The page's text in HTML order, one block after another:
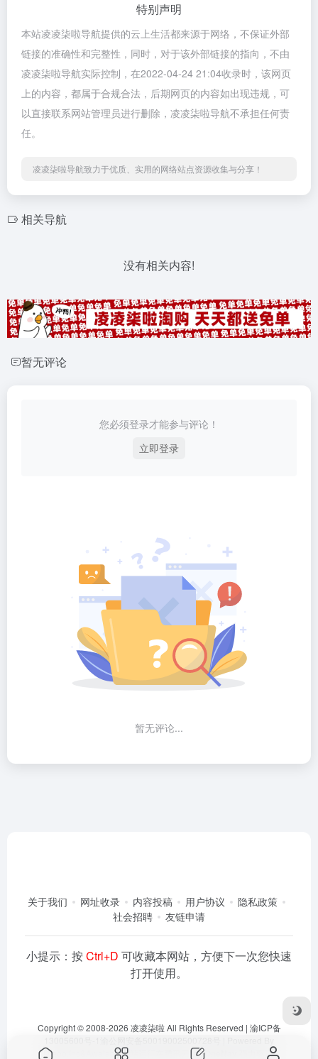
特别声明
本站凌凌柒啦导航提供的云上生活都来源于网络，不保证外部
链接的准确性和完整性，同时，对于该外部链接的指向，不由
凌凌柒啦导航实际控制，在2022-04-24 21:04收录时，该网页
上的内容，都属于合规合法，后期网页的内容如出现违规，可
以直接联系网站管理员进行删除，凌凌柒啦导航不承担任何责
任。
凌凌柒啦导航致力于优质、实用的网络站点资源收集与分享！
相关导航
没有相关内容!
暂无评论
您必须登录才能参与评论！
立即登录
暂无评论...
关于我们 网址收录 内容投稿 用户协议
隐私政策
社会招聘
友链申请
小提示：按Ctrl+D 可收藏本网站，方便下一次您快速
打开使用。
Copyright © 2008-2026 凌凌柒啦 All Rights Reserved | 渝ICP备
Dlaoo.Inc
Awalab| 本站运行在 由OneNav 强力驱动